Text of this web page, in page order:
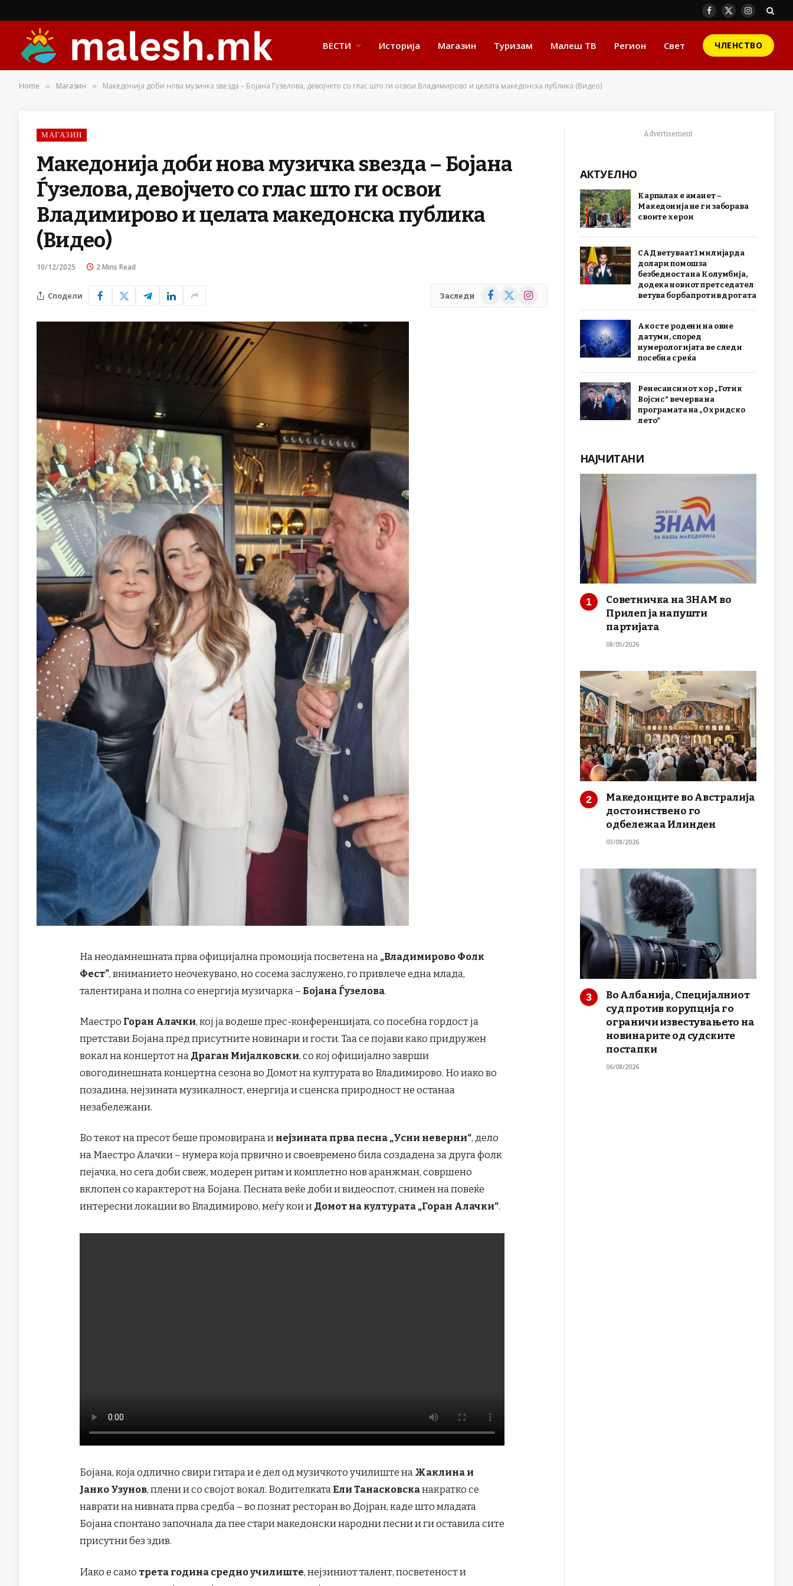
Facebook
X
Instagram
ВЕСТИ Историја Магазин Туризам Малеш ТВ Регион Свет ЧЛЕНСТВО
Home » Магазин » Македонија доби нова музичка ѕвезда – Бојана Ѓузелова, девојчето со глас што ги освои Владимирово и целата македонска публика (Видео)
МАГАЗИН
Македонија доби нова музичка ѕвезда – Бојана
Ѓузелова, девојчето со глас што ги освои
Владимирово и целата македонска публика
(Видео)
10/12/2025 2 Mins Read
Сподели Заследи Facebook
X
Instagram
На неодамнешната прва официјална промоција посветена на „Владимирово Фолк
Фест”, вниманието неочекувано, но сосема заслужено, го привлече една млада,
талентирана и полна со енергија музичарка – Бојана Ѓузелова.
Маестро Горан Алачки, кој ја водеше прес-конференцијата, со посебна гордост ја
претстави Бојана пред присутните новинари и гости. Таа се појави како придружен
вокал на концертот на Драган Мијалковски, со кој официјално заврши
овогодинешната концертна сезона во Домот на културата во Владимирово. Но иако во
позадина, нејзината музикалност, енергија и сценска природност не останаа
незабележани.
Во текот на пресот беше промовирана инејзината прва песна „Усни неверни“, дело
на Маестро Алачки – нумера која првично и своевремено била создадена за друга фолк
пејачка, но сега доби свеж, модерен ритам и комплетно нов аранжман, совршено
вклопен со карактерот на Бојана. Песната веќе доби и видеоспот, снимен на повеќе
интересни локации во Владимирово, меѓу кои и Домот на културата „Горан Алачки“.
Бојана, која одлично свири гитара и е дел од музичкото училиште на Жаклина и
Јанко Узунов, плени и со својот вокал. Водителката Ели Танасковсканакратко се
наврати на нивната прва средба – во познат ресторан во Дојран, каде што младата
Бојана спонтано започнала да пее стари македонски народни песни и ги оставила сите
присутни без здив.
Иако е само третa година средно училиште, нејзиниот талент, посветеност и
Advertisement
АКТУЕЛНО
Карпалак е аманет –
Македонија не ги заборава
своите херои
САД ветуваат 1 милијарда
долари помош за
безбедноста на Колумбија,
додека новиот претседател
ветува борба против дрогата
Ако сте родени на овие
датуми, според
нумерологијата ве следи
посебна среќа
Ренесансниот хор „Готик
Војсис“ вечерва на
програмата на „Охридско
лето“
НАЈЧИТАНИ
Советничка на ЗНАМ во
Прилеп ја напушти
партијата
08/05/2026
Македонците во Австралија
достоинствено го
одбележаа Илинден
03/08/2026
Во Албанија, Специјалниот
суд против корупција го
ограничи известувањето на
новинарите од судските
постапки
06/08/2026